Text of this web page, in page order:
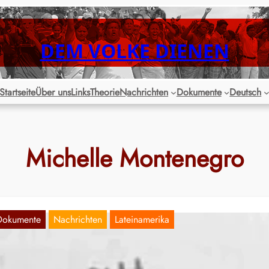
DEM VOLKE DIENEN
StartseiteÜber unsLinksTheorieNachrichten Dokumente Deutsch
Michelle Montenegro
Nachrichten Lateinamerika